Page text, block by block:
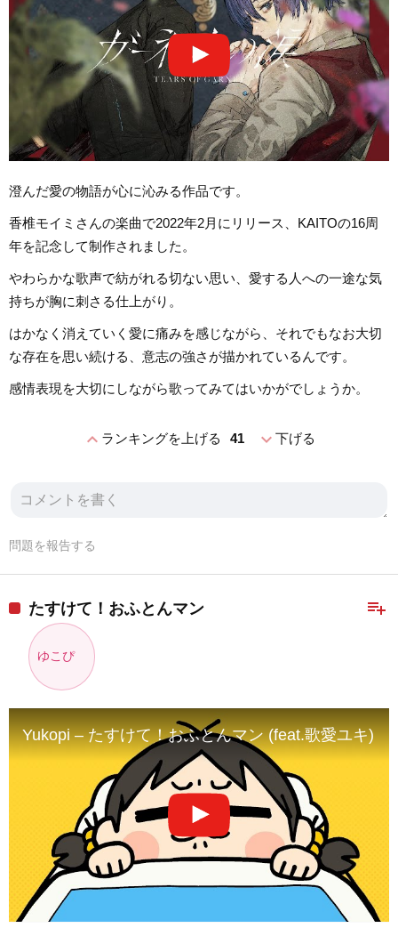
澄んだ愛の物語が心に沁みる作品です。
香椎モイミさんの楽曲で2022年2月にリリース、KAITOの16周
年を記念して制作されました。
やわらかな歌声で紡がれる切ない思い、愛する人への一途な気
持ちが胸に刺さる仕上がり。
はかなく消えていく愛に痛みを感じながら、それでもなお大切
な存在を思い続ける、意志の強さが描かれているんです。
感情表現を大切にしながら歌ってみてはいかがでしょうか。
expand_lessランキングを上げる 41 expand_more下げる
問題を報告する
playlist_add
たすけて！おふとんマン
ゆこぴ
Yukopi – たすけて！おふとんマン (feat.歌愛ユキ)